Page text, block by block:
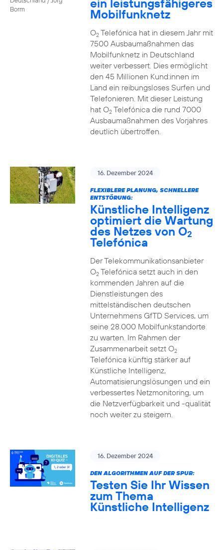
Borm
ein leistungsfähigeres
Mobilfunknetz
O2Telefónica hat in diesem Jahr mit
7500 Ausbaumaßnahmen das
Mobilfunknetz in Deutschland
weiter verbessert. Dies ermöglicht
den 45 Millionen Kund:innen im
Land ein reibungsloses Surfen und
Telefonieren. Mit dieser Leistung
hat O2Telefónica die rund 7000
Ausbaumaßnahmen des Vorjahres
deutlich übertroffen.
16. Dezember 2024
FLEXIBLERE PLANUNG, SCHNELLERE
ENTSTÖRUNG:
Künstliche Intelligenz
optimiert die Wartung
des Netzes von O2
Telefónica
Der Telekommunikationsanbieter
O2Telefónica setzt auch in den
kommenden Jahren auf die
Dienstleistungen des
mittelständischen deutschen
Unternehmens GfTD Services, um
seine 28.000 Mobilfunkstandorte
zu warten. Im Rahmen der
Zusammenarbeit setzt O2
Telefónica künftig stärker auf
Künstliche Intelligenz,
Automatisierungslösungen und ein
verbessertes Netzmonitoring, um
die Netzverfügbarkeit und -qualität
noch weiter zu steigern.
16. Dezember 2024
DEN ALGORITHMEN AUF DER SPUR:
Testen Sie Ihr Wissen
zum Thema
Künstliche Intelligenz